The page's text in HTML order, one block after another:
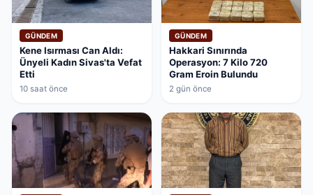
GÜNDEM
Kene Isırması Can Aldı:
Ünyeli Kadın Sivas'ta Vefat
Etti
10 saat önce
GÜNDEM
Hakkari Sınırında
Operasyon: 7 Kilo 720
Gram Eroin Bulundu
2 gün önce